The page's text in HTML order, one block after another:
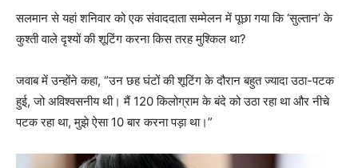
सलमान से यहां शनिवार को एक संवाददाता सम्मेलन में पूछा गया कि ‘सुल्तान’ के
कुश्ती वाले दृश्यों की शूटिंग करना किस तरह मुश्किल था?
जवाब में उन्होंने कहा, “उन छह घंटों की शूटिंग के दौरान बहुत ज्यादा उठा-पटक
हुई, जो अविश्वसनीय थी। मैं 120 किलोग्राम के बंदे को उठा रहा था और नीचे
पटक रहा था, मुझे ऐसा 10 बार करना पड़ा था।”